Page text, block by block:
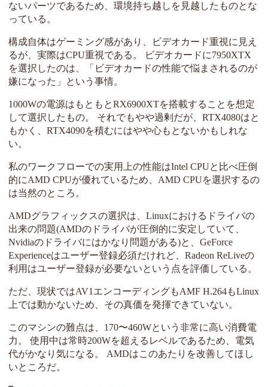
ないパーツであるため、環境持ち越しを見越したものとな
っている。
構成自体はゲーミング感があり、ビデオカード重視に見え
るが、実際はCPU重視である。 ビデオカードに7950XTX
を選択したのは、「ビデオカードの性能で悩まされるのが
嫌になった」という事情。
1000Wの電源はもともとRX6900XTを搭載することを想定
して選択したもの。 それでもやや過剰だが、RTX4080はと
もかく、RTX4090を積むにはやや心もとないかもしれな
い。
私のワークフローでの実用上の性能はIntel CPUと比べ圧倒
的にAMD CPUが優れているため、AMD CPUを選択するの
は当然のところ。
AMDグラフィックスの選択は、Linuxにおけるドライバの
出来の問題(AMDのドライバが圧倒的に安定していて、
Nvidiaのドライバにはかなり問題がある)と、GeForce
Experienceはユーザー登録必須だけれど、Radeon ReLiveの
利用はユーザー登録が必要ないという点を評価している。
ただ、現状ではAV1エンコーディングもAMF H.264もLinux
上では動かないため、その真価を発揮できていない。
このマシンの難点は、170〜460Wという非常に高い消費電
力。 使用中は常時200Wを超えるレベルであるため、電気
代がかなり気になる。 AMDはこのあたりを改善してほし
いところだ。